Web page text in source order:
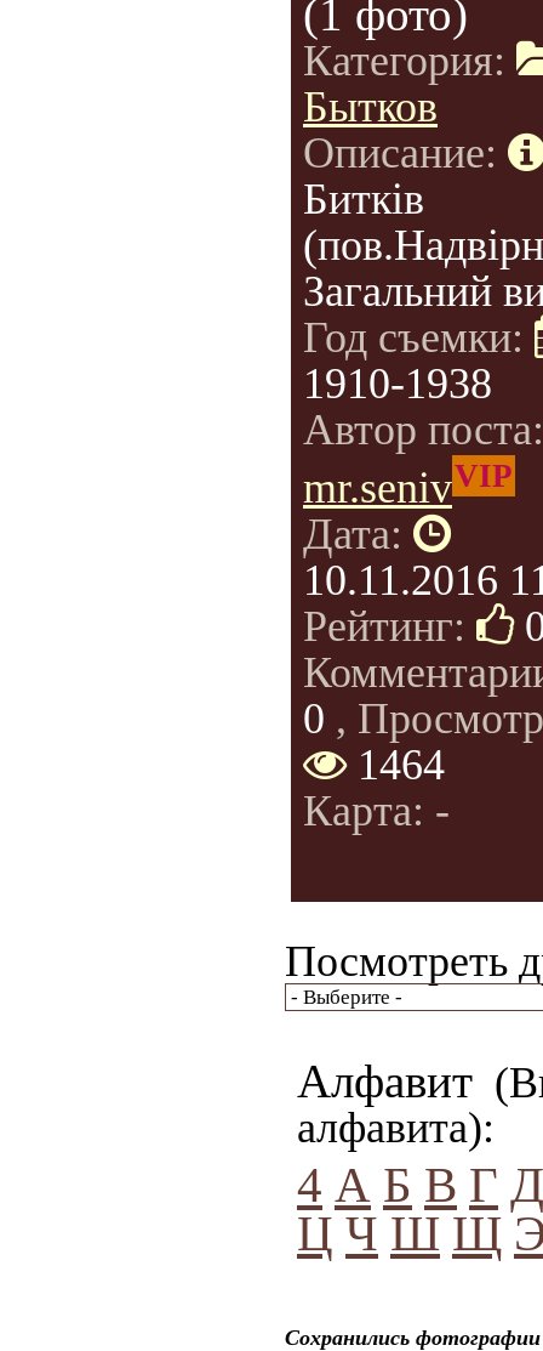
(1 фото)
Категория:
Бытков
Описание:
Битків
Загальний
Год съемки:
1910-1938
Автор
mr.senivVIP
Дата:
10.11.2016
Рейтинг:
0 ,
1464
Карта: -
Посмотреть
Алфавит
алфавита):
4 А Б В Г Д
Ц Ч Ш Щ
Сохранились